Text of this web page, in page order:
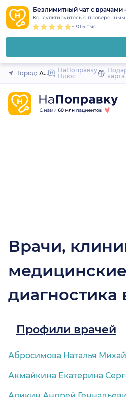
Безлимитный чат с врачами
Консультируйтесь с
~30.5 тыс.
Закрыть
Город: АчинскНаПоправку
Плюс
карта
Врачи,
диагностика
Профили врачей
Абросимова Наталья
Акмайкина Екатерина